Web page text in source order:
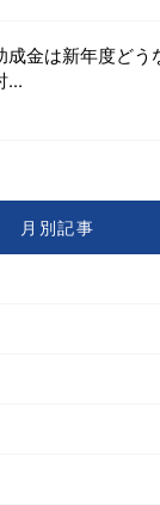
成金は新年度どう
...
月別記事